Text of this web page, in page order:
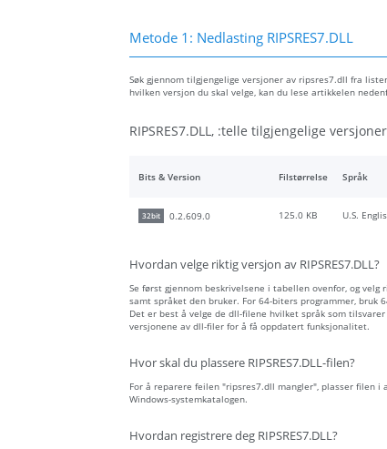
Metode 1: Nedlasting RIPSRES7.DLL
Søk gjennom tilgjengelige versjoner av ripsres7.dll fra
hvilken versjon du skal velge, kan du lese artikkelen
RIPSRES7.DLL, :telle tilgjengelige versjoner
Bits & Version Filstørrelse Språk
32bit 0.2.609.0 125.0 KB U.S.
Hvordan velge riktig versjon av RIPSRES7.DLL?
Se først gjennom beskrivelsene i tabellen ovenfor, og
samt språket den bruker. For 64-biters programmer, bruk
Det er best å velge de dll-filene hvilket språk som
versjonene av dll-filer for å få oppdatert funksjonalitet.
Hvor skal du plassere RIPSRES7.DLL-filen?
For å reparere feilen "ripsres7.dll mangler", plasser filen
Windows-systemkatalogen.
Hvordan registrere deg RIPSRES7.DLL?